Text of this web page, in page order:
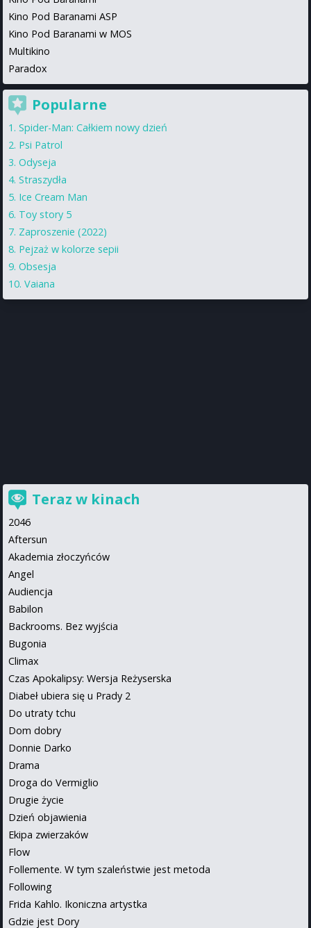
Kino Pod Baranami ASP
Kino Pod Baranami w MOS
Multikino
Paradox
Popularne
Spider-Man: Całkiem nowy dzień
Psi Patrol
Odyseja
Straszydła
Ice Cream Man
Toy story 5
Zaproszenie (2022)
Pejzaż w kolorze sepii
Obsesja
Vaiana
Teraz w kinach
2046
Aftersun
Akademia złoczyńców
Angel
Audiencja
Babilon
Backrooms. Bez wyjścia
Bugonia
Climax
Czas Apokalipsy: Wersja Reżyserska
Diabeł ubiera się u Prady 2
Do utraty tchu
Dom dobry
Donnie Darko
Drama
Droga do Vermiglio
Drugie życie
Dzień objawienia
Ekipa zwierzaków
Flow
Follemente. W tym szaleństwie jest metoda
Following
Frida Kahlo. Ikoniczna artystka
Gdzie jest Dory